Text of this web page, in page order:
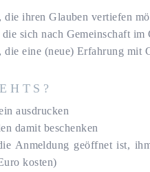
die ihren Glauben vertiefen
sich nach Gemeinschaft im
die eine (neue) Erfahrung mit
ausdrucken
damit beschenken
Anmeldung geöffnet ist,
kosten)